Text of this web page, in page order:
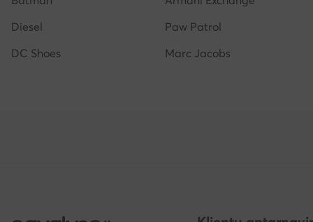
Diesel
Paw Patrol
DC Shoes
Marc Jacobs